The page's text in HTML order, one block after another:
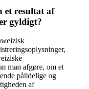
et resultat af
gyldigt?
man afgøre, om et
pålidelige og
af